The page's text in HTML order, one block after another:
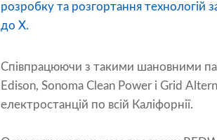
розробку та розгортання технологій
до X.
Співпрацюючи з такими шановними
Edison, Sonoma Clean Power і Grid
електростанцій по всій Каліфорнії.